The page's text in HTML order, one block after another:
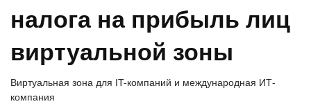
налога на прибыль лиц
виртуальной зоны
Виртуальная зона для IT-компаний и международная ИТ-
компания